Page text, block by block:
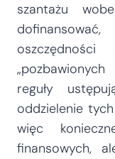
szantażu
reguły
oddzielenie
więc
finansowych,